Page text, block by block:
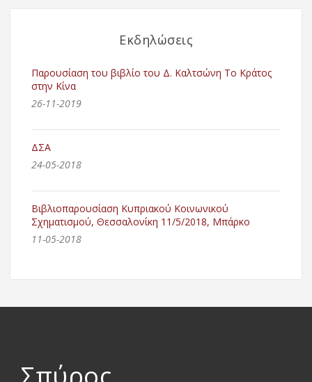
Εκδηλώσεις
Παρουσίαση του βιβλίο του Δ. Καλτσώνη Το Κράτος
στην Κίνα
26-11-2019
ΔΣΑ
24-05-2018
Βιβλιοπαρουσίαση Κυπριακού Κοινωνικού
Σχηματισμού, Θεσσαλονίκη 11/5/2018, Μπάρκο
11-05-2018